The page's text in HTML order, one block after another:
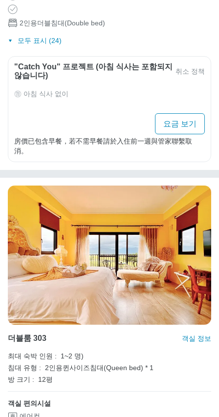
2인용더블침대(Double bed)
모두 표시 (24)
"Catch You" 프로젝트 (아침 식사는 포함되지
않습니다)
취소 정책
아침 식사 없이
요금 보기
房價已包含早餐，若不需早餐請於入住前一週與管家聯繫取
消。
더블룸 303 객실 정보
최대 숙박 인원 :
1~2 명)
침대 유형 : 2인용퀸사이즈침대(Queen bed) * 1
방 크기 :
12평
객실 편의시설